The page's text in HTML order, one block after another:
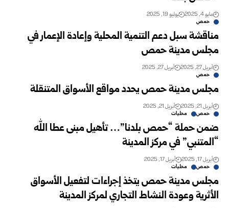
مايو 4, 2025 يوليو 19, 2025
حمص
مناقشة سبل دعم التنمية المحلية وإعادة الإعمار في
مجلس مدينة حمص
أبريل 27, 2025 أبريل 27, 2025
حمص
مجلس مدينة حمص يحدد مواقع الأسواق المتنقلة
أبريل 21, 2025 أبريل 21, 2025
حمص محليات
ضمن حملة “حمص بلدنا”… تأهيل مبنى عطا الله
“المتنبي” في مركز المدينة
أبريل 17, 2025 أبريل 17, 2025
حمص محليات
مجلس مدينة حمص يتخذ إجراءات لتفعيل الأسواق
الأثرية وعودة النشاط التجاري لمركز المدينة